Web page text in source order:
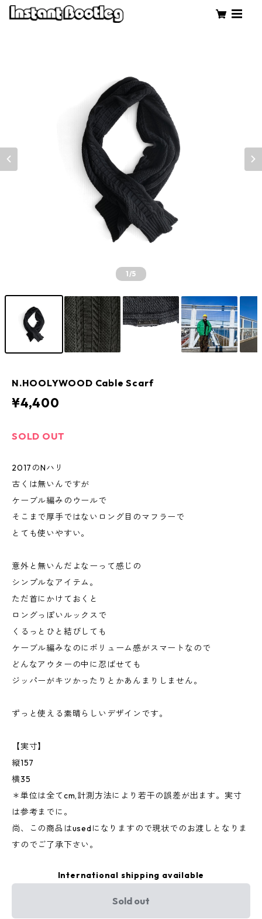
1/5
N.HOOLYWOOD Cable Scarf
¥4,400
SOLD OUT
2017のNハリ
古くは無いんですが
ケーブル編みのウールで
そこまで厚手ではないロング目のマフラーで
とても使いやすい。
意外と無いんだよなーって感じの
シンプルなアイテム。
ただ首にかけておくと
ロングっぽいルックスで
くるっとひと結びしても
ケーブル編みなのにボリューム感がスマートなので
どんなアウターの中に忍ばせても
ジッパーがキツかったりとかあんまりしません。
ずっと使える素晴らしいデザインです。
【実寸】
縦157
横35
＊単位は全てcm,計測方法により若干の誤差が出ます。実寸
は参考までに。
尚、この商品はusedになりますので現状でのお渡しとなりま
すのでご了承下さい。
International shipping available
Sold out